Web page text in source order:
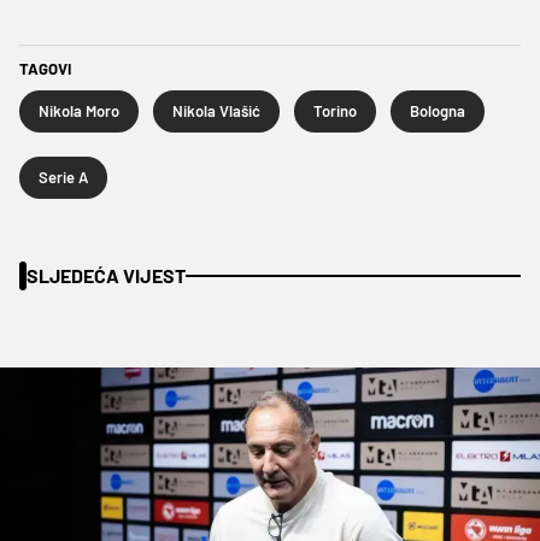
TAGOVI
Nikola Moro Nikola Vlašić Torino Bologna
Serie A
SLJEDEĆA VIJEST